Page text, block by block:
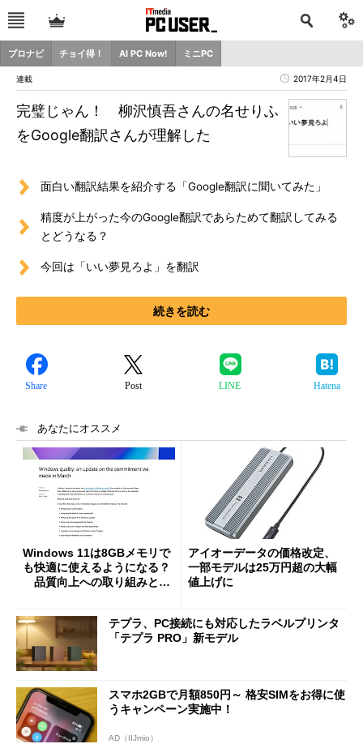
プロナビ チョイ得！ AI PC Now! ミニPC
連載 2017年2月4日
完璧じゃん！ 柳沢慎吾さんの名せりふ
をGoogle翻訳さんが理解した
面白い翻訳結果を紹介する「Google翻訳に聞いてみた」
精度が上がった今のGoogle翻訳であらためて翻訳してみる
とどうなる？
今回は「いい夢見ろよ」を翻訳
続きを読む
Share Post LINE Hatena
あなたにオススメ
Windows 11は8GBメモリで
も快適に使えるようになる？
品質向上への取り組みと
アイオーデータの価格改定、
一部モデルは25万円超の大幅
値上げに
テプラ、PC接続にも対応したラベルプリンタ
「テプラ PRO」新モデル
スマホ2GBで月額850円～ 格安SIMをお得に使
うキャンペーン実施中！
AD（IIJmio）